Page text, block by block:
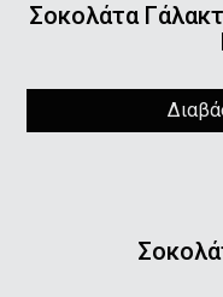
Σοκολάτα